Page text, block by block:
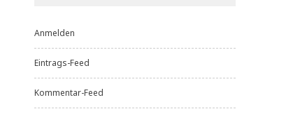
Anmelden
Eintrags-Feed
Kommentar-Feed